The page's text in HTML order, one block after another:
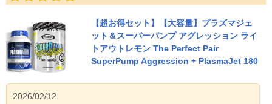
【超お得セット】【大容量】プラズマジェ
ット＆スーパーパンプ アグレッション ライ
トアウトレモン The Perfect Pair
SuperPump Aggression + PlasmaJet 180
2026/02/12